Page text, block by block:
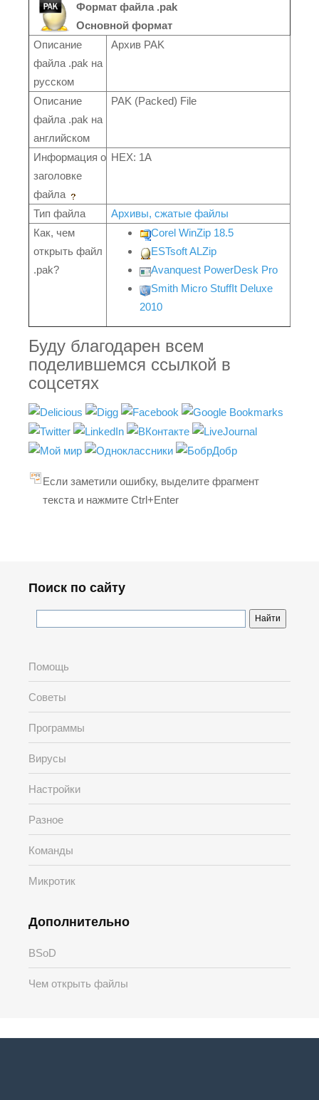
Формат файла .pak
Основной формат
Описание
файла .pak на
русском
Архив PAK
Описание
файла .pak на
английском
PAK (Packed) File
Информация о
заголовке
файла
HEX: 1A
Тип файла
Архивы, сжатые файлы
Как, чем
открыть файл
.pak?
Corel WinZip 18.5
ESTsoft ALZip
Avanquest PowerDesk Pro
Smith Micro StuffIt Deluxe
2010
Буду благодарен всем
поделившемся ссылкой в
соцсетях
Если заметили ошибку, выделите фрагмент
текста и нажмите Ctrl+Enter
Поиск по сайту
Помощь
Советы
Программы
Вирусы
Настройки
Разное
Команды
Микротик
Дополнительно
BSoD
Чем открыть файлы